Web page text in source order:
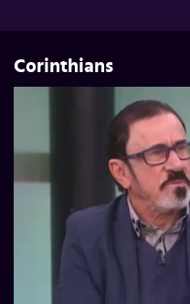
Corinthians